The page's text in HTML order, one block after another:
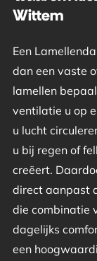
Wittem
Een
dan een vaste
lamellen
ventilatie u op
u lucht
u bij regen of
creëert.
direct aanpast
die combinatie
dagelijks
een